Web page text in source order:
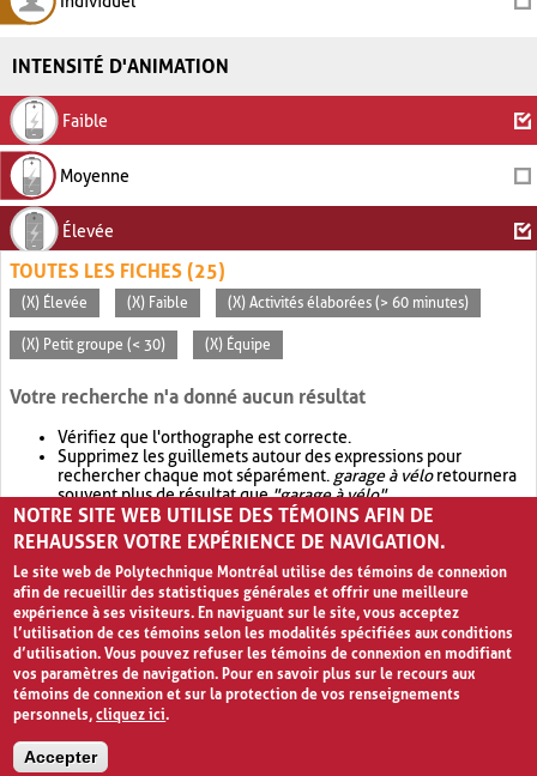
INTENSITÉ D'ANIMATION
Faible
Moyenne
Élevée
TOUTES LES FICHES (25)
(X) Élevée (X) Faible (X) Activités élaborées (> 60 minutes)
(X) Petit groupe (< 30) (X) Équipe
Votre recherche n'a donné aucun résultat
Vérifiez que l'orthographe est correcte.
Supprimez les guillemets autour des expressions pour
rechercher chaque mot séparément. garage à véloretournera
souvent plus de résultat que"garage à vélo".
Envisagez d'élargir votre recherche avec OR.garage OR vélo
retournera souvent plus de résultat quegarage à vélo
NOTRE SITE WEB UTILISE DES TÉMOINS AFIN DE
REHAUSSER VOTRE EXPÉRIENCE DE NAVIGATION.
Le site web de Polytechnique Montréal utilise des témoins de connexion
afin de recueillir des statistiques générales et offrir une meilleure
expérience à ses visiteurs. En naviguant sur le site, vous acceptez
l’utilisation de ces témoins selon les modalités spécifiées aux conditions
d’utilisation. Vous pouvez refuser les témoins de connexion en modifiant
vos paramètres de navigation. Pour en savoir plus sur le recours aux
témoins de connexion et sur la protection de vos renseignements
personnels,cliquez ici.
Accepter